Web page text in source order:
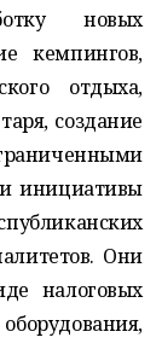
новых
кемпингов,
отдыха,
создание
инициативы
Они
налоговых